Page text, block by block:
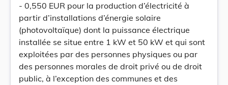
- 0,550 EUR pour la production d’électricité à
partir d’installations d’énergie solaire
(photovoltaïque) dont la puissance électrique
installée se situe entre 1 kW et 50 kW et qui sont
exploitées par des personnes physiques ou par
des personnes morales de droit privé ou de droit
public, à l’exception des communes et des